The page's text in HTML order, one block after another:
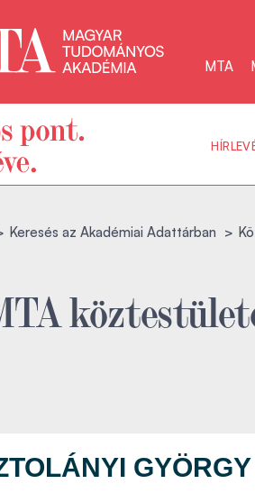
MTA
Keresés az Akadémiai Adattárban
GYÖRGY